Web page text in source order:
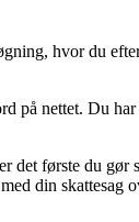
hvor du
på nettet. Du har
første du gør
din skattesag